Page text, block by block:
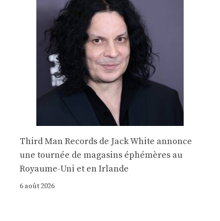
Third Man Records de Jack White annonce
une tournée de magasins éphémères au
Royaume-Uni et en Irlande
6 août 2026